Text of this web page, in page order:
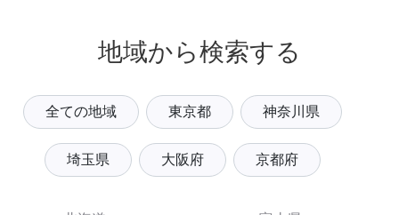
地域から検索する
全ての地域 東京都 神奈川県
埼玉県 大阪府 京都府